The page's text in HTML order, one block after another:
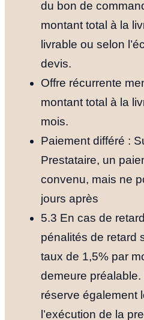
du bon de
montant total à la
livrable ou selon
devis.
Offre récurrente
montant total à la
mois.
Paiement différé :
Prestataire, un
convenu, mais ne
jours après
5.3 En cas de
pénalités de retard
taux de 1,5% par
demeure
réserve également
l’exécution de la